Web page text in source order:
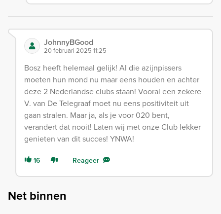
JohnnyBGood
20 februari 2025 11:25
Bosz heeft helemaal gelijk! Al die azijnpissers
moeten hun mond nu maar eens houden en achter
deze 2 Nederlandse clubs staan! Vooral een zekere
V. van De Telegraaf moet nu eens positiviteit uit
gaan stralen. Maar ja, als je voor 020 bent,
verandert dat nooit! Laten wij met onze Club lekker
genieten van dit succes! YNWA!
16 Reageer
Net binnen